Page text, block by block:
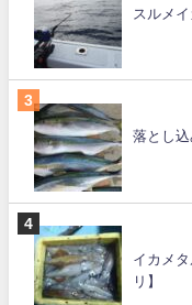
スルメ
落とし込
イカメ
リ】